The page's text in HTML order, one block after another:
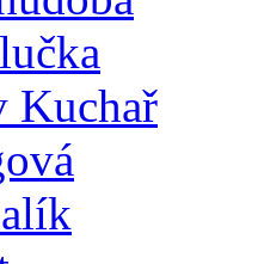
Kuchař